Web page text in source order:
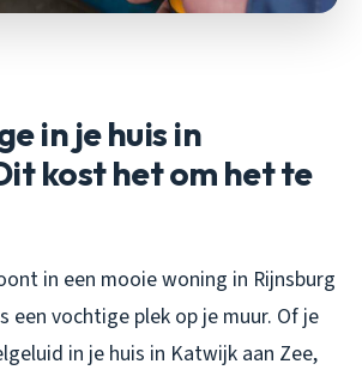
in je huis in
kost het om het te
in een mooie woning in Rijnsburg
een vochtige plek op je muur. Of je
in je huis in Katwijk aan Zee,